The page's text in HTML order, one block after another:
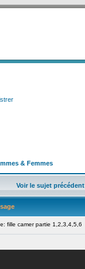
& Femmes
Voir le sujet précédent
fille camer partie 1,2,3,4,5,6